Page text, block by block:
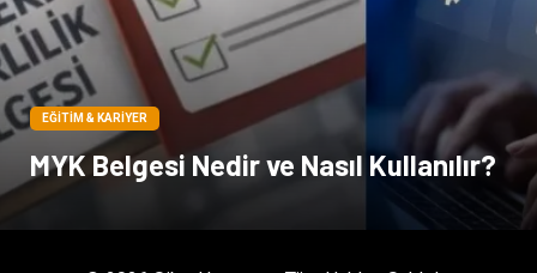
EĞITIM & KARIYER
MYK Belgesi Nedir ve Nasıl Kullanılır?